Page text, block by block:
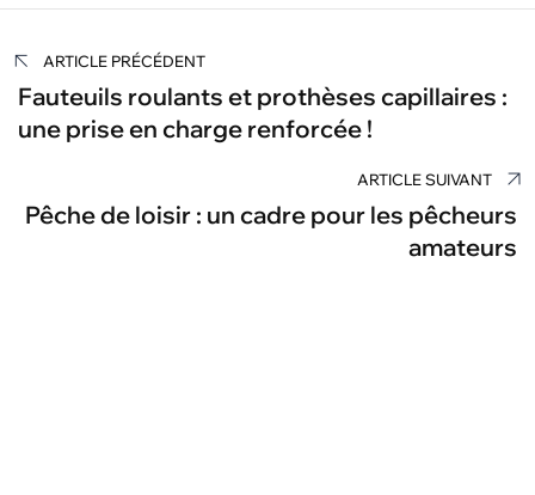
Navigation
de
l’article
ARTICLE PRÉCÉDENT
Fauteuils roulants et prothèses capillaires :
une prise en charge renforcée !
ARTICLE SUIVANT
Pêche de loisir : un cadre pour les pêcheurs
amateurs